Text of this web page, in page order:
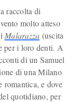
raccolta di
molto atteso
Malarazza (uscita
per i loro denti. A
di un Samuel
di una Milano
romantica, e dove
quotidiano, per